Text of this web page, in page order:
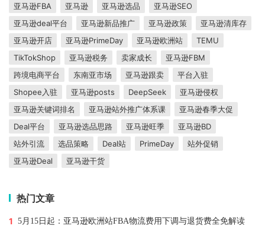
亚马逊FBA
亚马逊 亚马逊选品
亚马逊SEO
亚马逊deal平台
亚马逊新品推广 亚马逊政策
亚马逊清库存
亚马逊开店
亚马逊PrimeDay 亚马逊欧洲站
TEMU
TikTokShop
亚马逊税务 卖家成长
亚马逊FBM
跨境电商平台
东南亚市场 亚马逊跟卖
平台入驻
Shopee入驻
亚马逊posts DeepSeek
亚马逊侵权
亚马逊关键词排名
亚马逊站外推广体系课
亚马逊春季大促
Deal平台
亚马逊选品思路 亚马逊旺季
亚马逊BD
站外引流
选品策略 Deal站 PrimeDay
站外促销
亚马逊Deal
亚马逊干货
热门文章
1 5月15日起：亚马逊欧洲站FBA物流费用下调与退货费全免解读